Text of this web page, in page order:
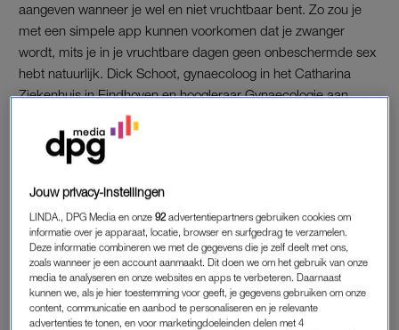
aangeven wanneer je wel en niet vruchtbaar bent. Zo zou je
met een simpele app kunnen voorkomen dat je zwanger
wordt, mits je in je vruchtbare dagen geen onbeschermde sex
hebt natuurlijk. Dick Schoot, gynaecoloog in het Catharina
Ziekenhuis in Eindhoven en hoogleraar Gynaecologie aan
Universiteit Gent, heeft zo zijn twijfels over deze digitale
methode.
Schoot: “In de jaren vijftig dachten vrouwen aan de
hoeveelheid slijm in hun vagina te kunnen aflezen of ze wel of
niet vruchtbaar waren. Daarnaast was er de
temperatuurmethode. Die methode is nu in een nieuw jasje
gestoken, maar uit onderzoek is gebleken dat deze
ouderwetsemanier tien keer minder betrouwbaar is dan de pil.
Jouw privacy-instellingen
LINDA., DPG Media en onze92 advertentiepartners gebruiken cookies om
informatie over je apparaat, locatie, browser en surfgedrag te verzamelen.
Deze informatie combineren we met de gegevens die je zelf deelt met ons,
zoals wanneer je een account aanmaakt. Dit doen we om het gebruik van onze
media te analyseren en onze websites en apps te verbeteren. Daarnaast
kunnen we, als je hier toestemming voor geeft, je gegevens gebruiken om onze
content, communicatie en aanbod te personaliseren en je relevante
advertenties te tonen, en voor marketingdoeleinden delen met 4